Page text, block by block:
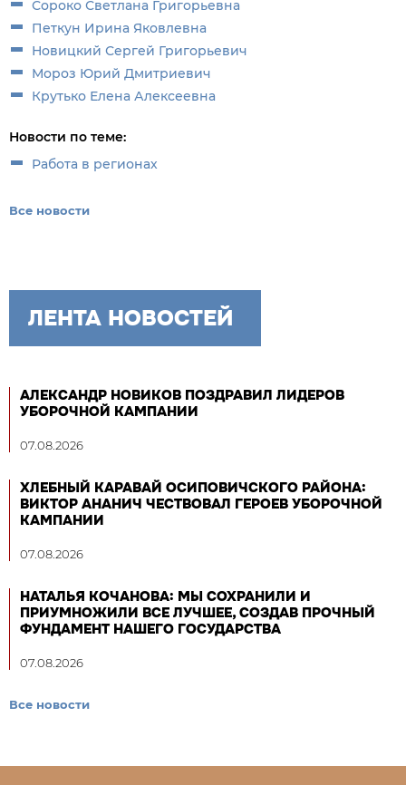
Сороко Светлана Григорьевна
Петкун Ирина Яковлевна
Новицкий Сергей Григорьевич
Мороз Юрий Дмитриевич
Крутько Елена Алексеевна
Новости по теме:
Работа в регионах
Все новости
ЛЕНТА НОВОСТЕЙ
АЛЕКСАНДР НОВИКОВ ПОЗДРАВИЛ ЛИДЕРОВ
УБОРОЧНОЙ КАМПАНИИ
07.08.2026
ХЛЕБНЫЙ КАРАВАЙ ОСИПОВИЧСКОГО РАЙОНА:
ВИКТОР АНАНИЧ ЧЕСТВОВАЛ ГЕРОЕВ УБОРОЧНОЙ
КАМПАНИИ
07.08.2026
НАТАЛЬЯ КОЧАНОВА: МЫ СОХРАНИЛИ И
ПРИУМНОЖИЛИ ВСЕ ЛУЧШЕЕ, СОЗДАВ ПРОЧНЫЙ
ФУНДАМЕНТ НАШЕГО ГОСУДАРСТВА
07.08.2026
Все новости